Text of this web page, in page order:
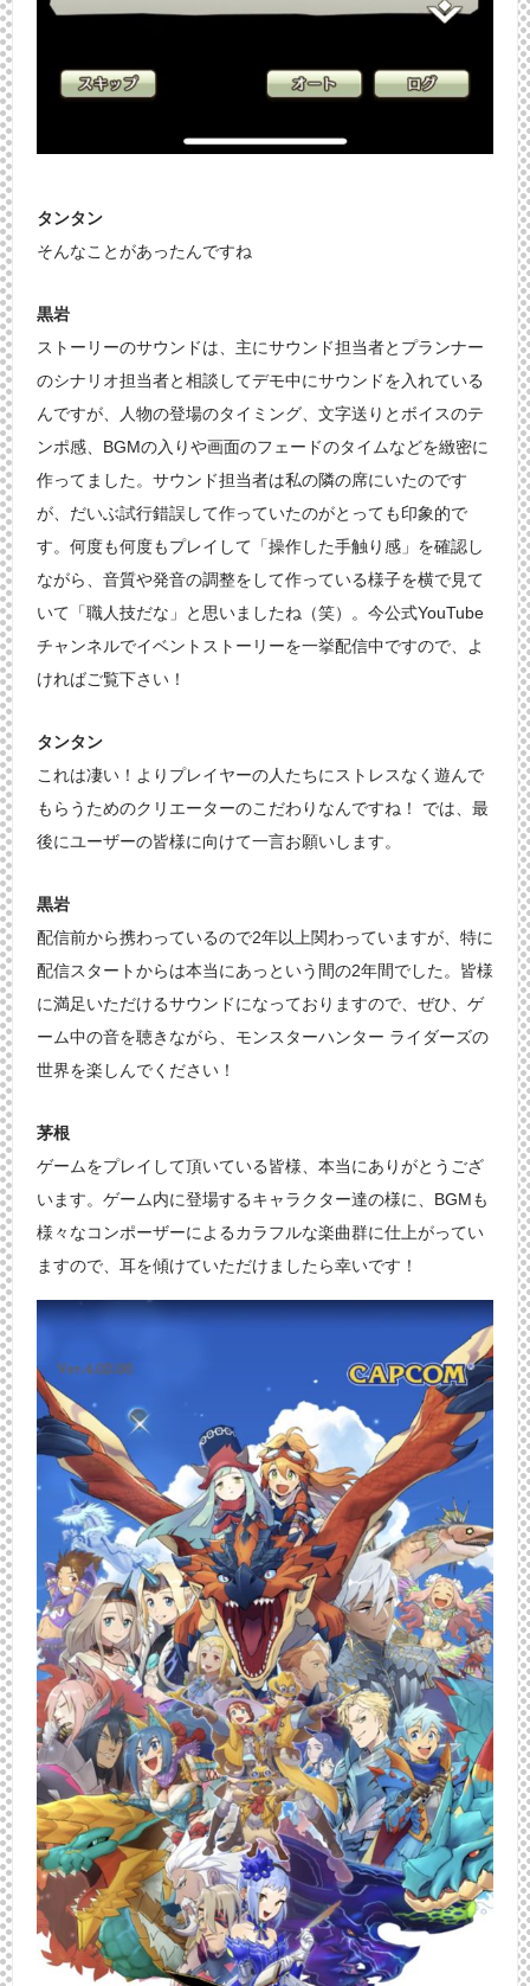
タンタン
そんなことがあったんですね
黒岩
ストーリーのサウンドは、主にサウンド担当者とプランナー
のシナリオ担当者と相談してデモ中にサウンドを入れている
んですが、人物の登場のタイミング、文字送りとボイスのテ
ンポ感、BGMの入りや画面のフェードのタイムなどを緻密に
作ってました。サウンド担当者は私の隣の席にいたのです
が、だいぶ試行錯誤して作っていたのがとっても印象的で
す。何度も何度もプレイして「操作した手触り感」を確認し
ながら、音質や発音の調整をして作っている様子を横で見て
いて「職人技だな」と思いましたね（笑）。今公式YouTube
チャンネルでイベントストーリーを一挙配信中ですので、よ
ければご覧下さい！
タンタン
これは凄い！よりプレイヤーの人たちにストレスなく遊んで
もらうためのクリエーターのこだわりなんですね！ では、最
後にユーザーの皆様に向けて一言お願いします。
黒岩
配信前から携わっているので2年以上関わっていますが、特に
配信スタートからは本当にあっという間の2年間でした。皆様
に満足いただけるサウンドになっておりますので、ぜひ、ゲ
ーム中の音を聴きながら、モンスターハンター ライダーズの
世界を楽しんでください！
茅根
ゲームをプレイして頂いている皆様、本当にありがとうござ
います。ゲーム内に登場するキャラクター達の様に、BGMも
様々なコンポーザーによるカラフルな楽曲群に仕上がってい
ますので、耳を傾けていただけましたら幸いです！